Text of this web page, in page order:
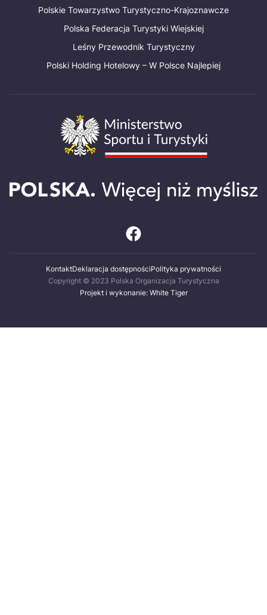
Polskie Towarzystwo Turystyczno-Krajoznawcze
Polska Federacja Turystyki Wiejskiej
Leśny Przewodnik Turystyczny
Polski Holding Hotelowy – W Polsce Najlepiej
KontaktDeklaracja dostępnościPolityka prywatności
Copyright © 2023 Polska Organizacja Turystyczna
Projekt i wykonanie: White Tiger